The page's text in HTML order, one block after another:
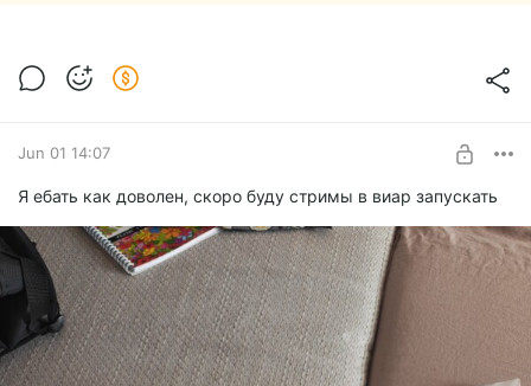
Jun 01 14:07
Я ебать как доволен, скоро буду стримы в виар запускать